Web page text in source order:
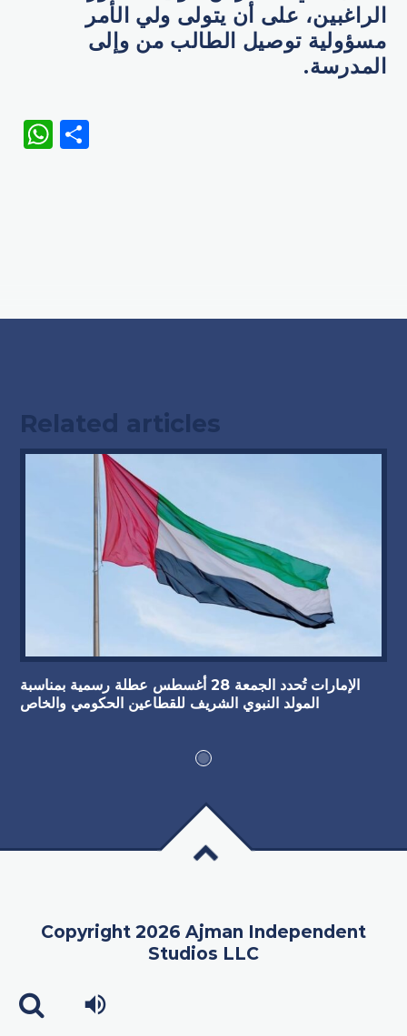
الراغبين، على أن يتولى ولي الأمر
مسؤولية توصيل الطالب من وإلى
المدرسة.
WhatsApp
Related articles
الإمارات تُحدد الجمعة 28 أغسطس عطلة رسمية بمناسبة
المولد النبوي الشريف للقطاعين الحكومي والخاص
Copyright 2026 Ajman Independent
Studios LLC